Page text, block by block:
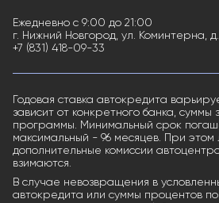
Ежедневно с 9:00 до 21:00
г. Нижний Новгород, ул. Коминтерна, д.
+7 (831) 418-09-33
Годовая ставка автокредита
зависит от конкретного банка,
программы. Минимальный срок
максимальный - 96 месяцев. При этом
дополнительные комиссии
взимаются.
В случае невозвращения в
автокредита или суммы процентов